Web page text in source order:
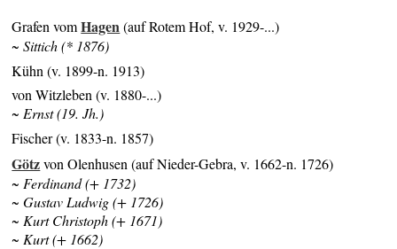
Grafen vomHagen(auf Rotem Hof, v. 1929-...)
~ Sittich (* 1876)
Kühn (v. 1899-n. 1913)
von Witzleben (v. 1880-...)
~ Ernst (19. Jh.)
Fischer (v. 1833-n. 1857)
Götzvon Olenhusen (auf Nieder-Gebra, v. 1662-n. 1726)
~ Ferdinand (+ 1732)
~ Gustav Ludwig (+ 1726)
~ Kurt Christoph (+ 1671)
~ Kurt (+ 1662)